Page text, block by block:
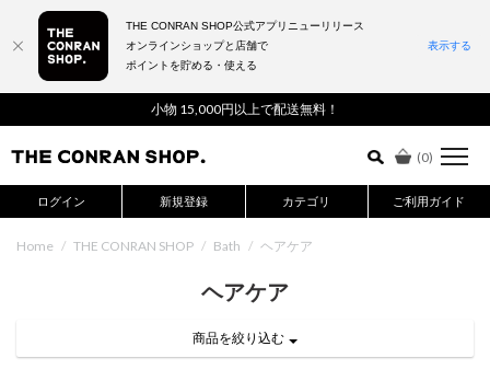
小物 15,000円以上で配送無料！
(0)
ログイン 新規登録 カテゴリ ご利用ガイド
詳細検索はこちら
Home / THE CONRAN SHOP / Bath / ヘアケア
ヘアケア
商品を絞り込む
THE CONRAN SHOP公式アプリニューリリース
オンラインショップと店舗で
ポイントを貯める・使える
表示する